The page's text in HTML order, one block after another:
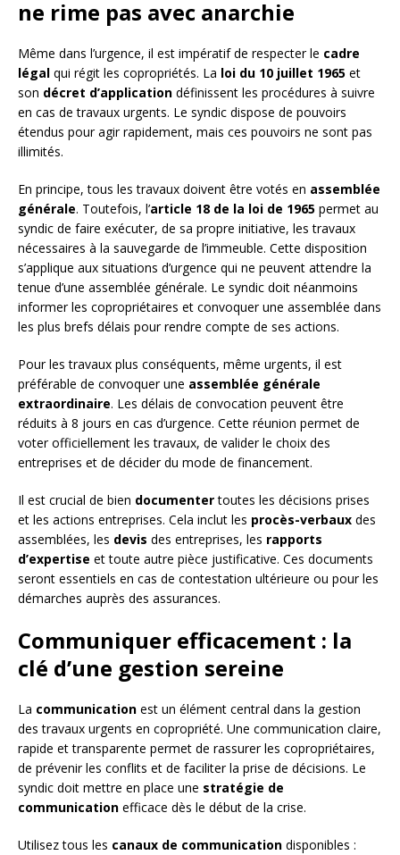
ne rime pas avec anarchie
Même dans l’urgence, il est impératif de respecter le cadre
légal qui régit les copropriétés. La loi du 10 juillet 1965 et
son décret d’application définissent les procédures à suivre
en cas de travaux urgents. Le syndic dispose de pouvoirs
étendus pour agir rapidement, mais ces pouvoirs ne sont pas
illimités.
En principe, tous les travaux doivent être votés en assemblée
générale. Toutefois, l’article 18 de la loi de 1965 permet au
syndic de faire exécuter, de sa propre initiative, les travaux
nécessaires à la sauvegarde de l’immeuble. Cette disposition
s’applique aux situations d’urgence qui ne peuvent attendre la
tenue d’une assemblée générale. Le syndic doit néanmoins
informer les copropriétaires et convoquer une assemblée dans
les plus brefs délais pour rendre compte de ses actions.
Pour les travaux plus conséquents, même urgents, il est
préférable de convoquer une assemblée générale
extraordinaire. Les délais de convocation peuvent être
réduits à 8 jours en cas d’urgence. Cette réunion permet de
voter officiellement les travaux, de valider le choix des
entreprises et de décider du mode de financement.
Il est crucial de bien documentertoutes les décisions prises
et les actions entreprises. Cela inclut les procès-verbaux des
assemblées, les devis des entreprises, les rapports
d’expertise et toute autre pièce justificative. Ces documents
seront essentiels en cas de contestation ultérieure ou pour les
démarches auprès des assurances.
Communiquer efficacement : la
clé d’une gestion sereine
La communication est un élément central dans la gestion
des travaux urgents en copropriété. Une communication claire,
rapide et transparente permet de rassurer les copropriétaires,
de prévenir les conflits et de faciliter la prise de décisions. Le
syndic doit mettre en place une stratégie de
communication efficace dès le début de la crise.
Utilisez tous les canaux de communication disponibles :